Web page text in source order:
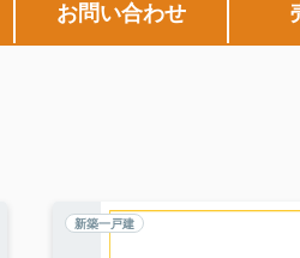
お問い合わせ
新築一戸建